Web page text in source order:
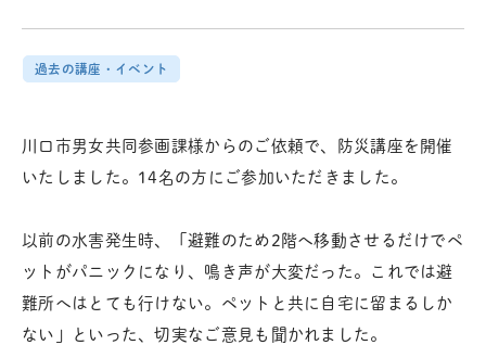
お問い合わせ 運営団体
過去の講座・イベント
川口市男女共同参画課様からのご依頼で、防災講座を開催
いたしました。14名の方にご参加いただきました。
以前の水害発生時、「避難のため2階へ移動させるだけでペ
ットがパニックになり、鳴き声が大変だった。これでは避
難所へはとても行けない。ペットと共に自宅に留まるしか
ない」といった、切実なご意見も聞かれました。